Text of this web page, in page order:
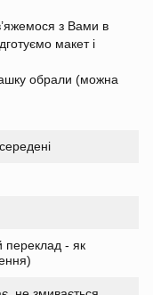
з Вами в
макет і
обрали (можна
переклад - як